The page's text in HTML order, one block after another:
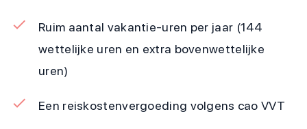
Ruim aantal vakantie-uren per jaar (144
wettelijke uren en extra bovenwettelijke
uren)
Een reiskostenvergoeding volgens cao VVT